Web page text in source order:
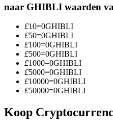
Word een Copy Trader
Geniet van winstdeling en
naar GHIBLI waarden
£10=0GHIBLI
£50=0GHIBLI
£100=0GHIBLI
£500=0GHIBLI
£1000=0GHIBLI
£5000=0GHIBLI
£10000=0GHIBLI
£50000=0GHIBLI
Koop